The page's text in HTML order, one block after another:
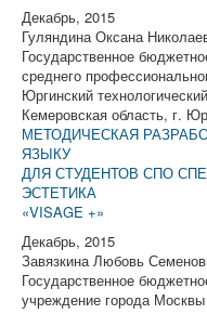
Декабрь, 2015
Гуляндина Оксана
Государственное
среднего
Юргинский
Кемеровская область, г.
МЕТОДИЧЕСКАЯ
ЯЗЫКУ
ДЛЯ СТУДЕНТОВ СПО
ЭСТЕТИКА
«VISAGE +»
Декабрь, 2015
Завязкина Любовь
Государственное
учреждение города